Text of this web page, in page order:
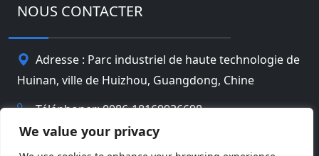
We value your privacy
NOUS CONTACTER
Adresse : Parc industriel de haute technologie de
Huinan, ville de Huizhou, Guangdong, Chine
Téléphoner: 0086-18169936698
info@jbbatterychina.com